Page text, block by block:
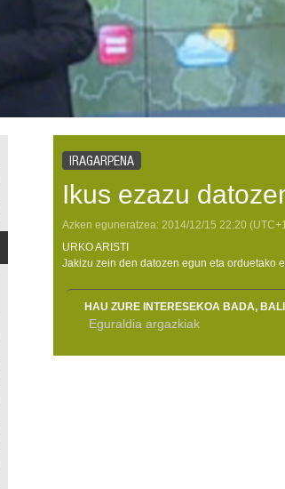
IRAGARPENA
Ikus ezazu
Azken eguneratzea: 2014/12/15 22:20
URKO ARISTI
Jakizu zein den datozen egun eta orduetako
HAU ZURE INTERESEKOA BADA,
Eguraldia argazkiak